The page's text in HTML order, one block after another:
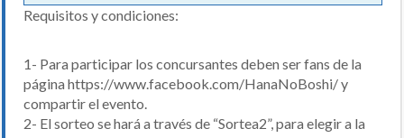
Requisitos y condiciones:
1- Para participar los concursantes deben ser fans de la
página https://www.facebook.com/HanaNoBoshi/ y
compartir el evento.
2- El sorteo se hará a través de “Sortea2”, para elegir a la